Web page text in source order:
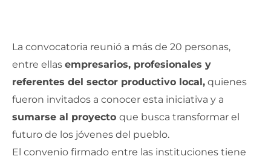
La convocatoria reunió a más de 20 personas,
entre ellas empresarios, profesionales y
referentes del sector productivo local, quienes
fueron invitados a conocer esta iniciativa y a
sumarse al proyecto que busca transformar el
futuro de los jóvenes del pueblo.
El convenio firmado entre las instituciones tiene